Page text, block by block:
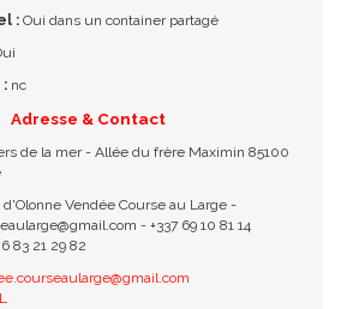
: Oui dans un container partagé
: nc
Adresse & Contact
de la mer - Allée du frère Maximin 85100
d'Olonne Vendée Course au Large -
- +337 69 10 81 14
83 21 29 82